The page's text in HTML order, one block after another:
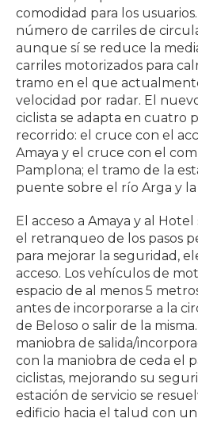
comodidad para los
número de carriles de
aunque sí se reduce la
carriles motorizados para
tramo en el que
velocidad por radar. El
ciclista se adapta en cuatro
recorrido: el cruce con el
Amaya y el cruce con el
Pamplona; el tramo de la
puente sobre el río Arga y
El acceso a Amaya y al
el retranqueo de los pasos
para mejorar la seguridad,
acceso. Los vehículos de
espacio de al menos 5
antes de incorporarse a la
de Beloso o salir de la
maniobra de salida/
con la maniobra de ceda el
ciclistas, mejorando su
estación de servicio se
edificio hacia el talud con